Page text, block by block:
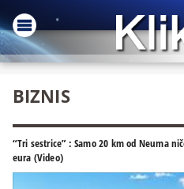
BIZNIS
“Tri sestrice” : Samo 20 km od Neuma
eura (Video)